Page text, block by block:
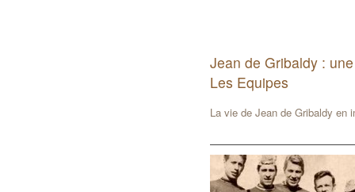
Jean de Gribaldy :
Les Equipes
La vie de Jean de Gribaldy en